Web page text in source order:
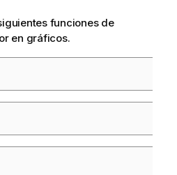
funciones de
en gráficos.